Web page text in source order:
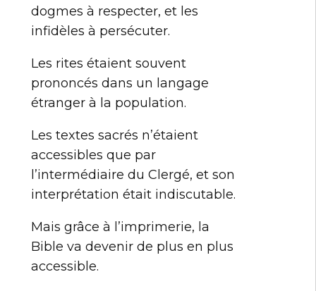
dogmes à respecter, et les
infidèles à persécuter.
Les rites étaient souvent
prononcés dans un langage
étranger à la population.
Les textes sacrés n’étaient
accessibles que par
l’intermédiaire du Clergé, et son
interprétation était indiscutable.
Mais grâce à l’imprimerie, la
Bible va devenir de plus en plus
accessible.